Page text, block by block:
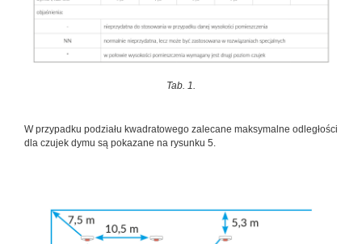
Tab. 1.
W przypadku podziału kwadratowego zalecane maksymalne odległości
dla czujek dymu są pokazane na rysunku 5.